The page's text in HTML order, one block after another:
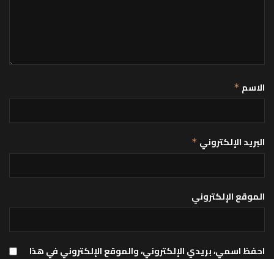
الاسم *
البريد الإلكتروني *
الموقع الإلكتروني
احفظ اسمي، بريدي الإلكتروني، والموقع الإلكتروني في هذا